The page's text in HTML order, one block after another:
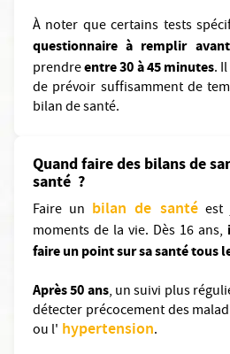
À noter que certains tests
questionnaire à remplir
prendreentre 30 à 45 minutes.
de prévoir suffisamment de
bilan de santé.
Quand faire des bilans de
santé ?
Faire un bilan de santéest
moments de la vie. Dès 16 ans,
faire un point sur sa santé tous
Après 50 ans, un suivi plus
détecter précocement des
ou l' hypertension.